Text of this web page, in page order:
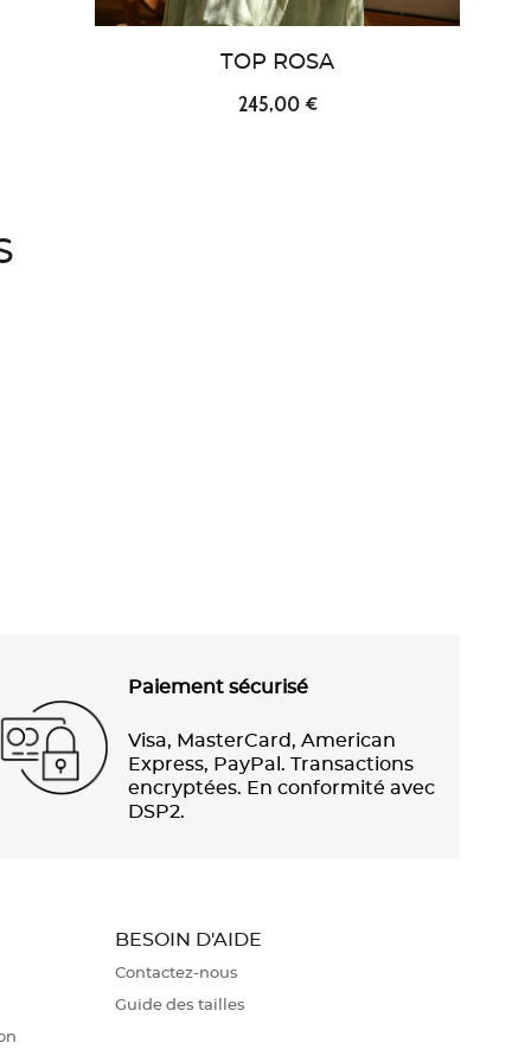
TOP ROSA
245,00 €
Paiement sécurisé
Visa, MasterCard, American
Express, PayPal. Transactions
encryptées. En conformité avec
DSP2.
BESOIN D'AIDE
Contactez-nous
Guide des tailles